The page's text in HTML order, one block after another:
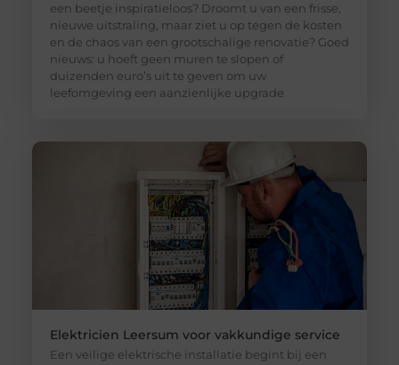
een beetje inspiratieloos? Droomt u van een frisse,
nieuwe uitstraling, maar ziet u op tegen de kosten
en de chaos van een grootschalige renovatie? Goed
nieuws: u hoeft geen muren te slopen of
duizenden euro’s uit te geven om uw
leefomgeving een aanzienlijke upgrade
Elektricien Leersum voor vakkundige service
Een veilige elektrische installatie begint bij een